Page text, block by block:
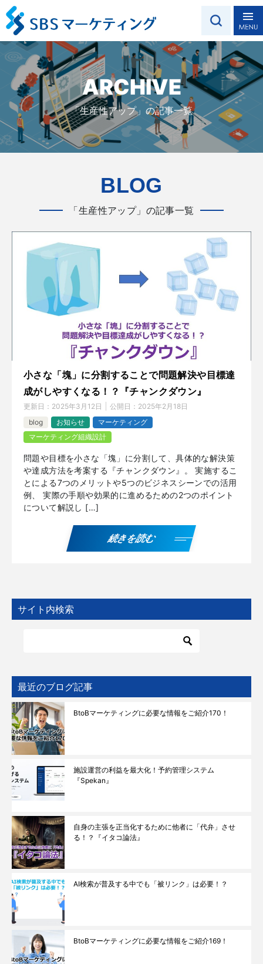
ARCHIVE
「生産性アップ」の記事一覧
BLOG
「生産性アップ」の記事一覧
小さな「塊」に分割することで問題解決や目標達
成がしやすくなる！？『チャンクダウン』
更新日： 2025年3月12日 公開日： 2025年2月18日
blog
お知らせ
マーケティング
マーケティング組織設計
問題や目標を小さな「塊」に分割して、具体的な解決策
や達成方法を考案する『チャンクダウン』。 実施するこ
とによる7つのメリットや5つのビジネスシーンでの活用
例、 実際の手順や効果的に進めるための2つのポイント
について解説し […]
続きを読む
サイト内検索
最近のブログ記事
BtoBマーケティングに必要な情報をご紹介170！
施設運営の利益を最大化！予約管理システム
『Spekan』
自身の主張を正当化するために他者に「代弁」させ
る！？『イタコ論法』
AI検索が普及する中でも「被リンク」は必要！？
BtoBマーケティングに必要な情報をご紹介169！